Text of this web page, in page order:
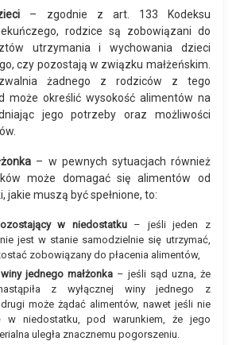
– zgodnie z art. 133 Kodeksu
rodzice są zobowiązani do
utrzymania i wychowania dzieci
czy pozostają w związku małżeńskim.
żadnego z rodziców z tego
może określić wysokość alimentów na
jego potrzeby oraz możliwości
– w pewnych sytuacjach również
może domagać się alimentów od
jakie muszą być spełnione, to:
w niedostatku– jeśli jeden z
jest w stanie samodzielnie się utrzymać,
zobowiązany do płacenia alimentów,
jednego małżonka – jeśli sąd uzna, że
z wyłącznej winy jednego z
drugi może żądać alimentów, nawet jeśli nie
w niedostatku, pod warunkiem, że jego
uległa znacznemu pogorszeniu.